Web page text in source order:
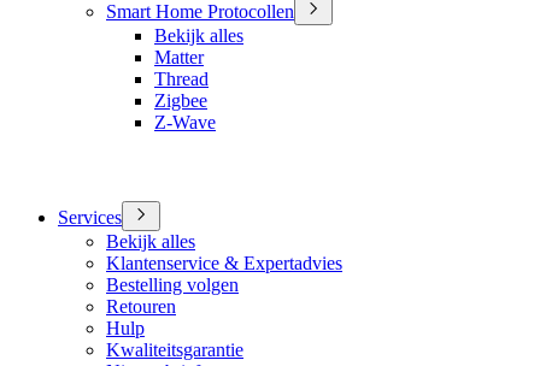
Smart Home Protocollen
Bekijk alles
Matter
Thread
Zigbee
Z-Wave
Services
Bekijk alles
Klantenservice & Expertadvies
Bestelling volgen
Retouren
Hulp
Kwaliteitsgarantie